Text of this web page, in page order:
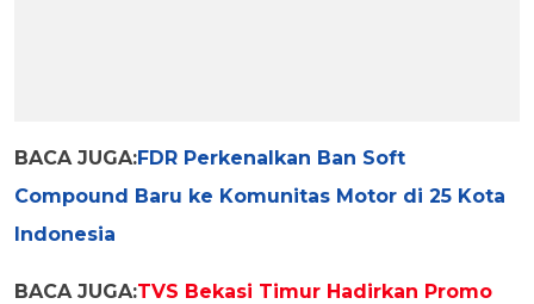
BACA JUGA:FDR Perkenalkan Ban Soft
Compound Baru ke Komunitas Motor di 25 Kota
Indonesia
BACA JUGA:TVS Bekasi Timur Hadirkan Promo